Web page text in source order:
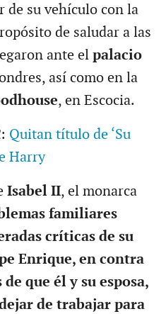
de su vehículo con la
de saludar a las
ante el palacio
así como en la
, en Escocia.
: Quitan título de ‘Su
Harry
Isabel II, el monarca
familiares
críticas de su
Enrique, en contra
de que él y su esposa,
de trabajar para